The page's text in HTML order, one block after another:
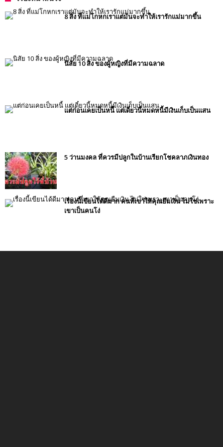
8 สิ่ง ที่แม่โกหกเราแต่มันจะทำให้เรารักแม่มากขึ้น
นิสัย 10 สิ่ง ของผู้หญิงที่มีความฉลาด
แต่ก่อนเคยเป็นหนี้ แต่เดี๋ยวนี้หมดหนี้มีเงินเก็บเป็นแสน
5 ว่านมงคล ที่ควรมีปลูกในบ้านเรียกโชคลาภเงินทอง
เรื่องนี้เขียนได้ดีมาก คนที่เขาให้คุณยืมเงิน ไม่ใช่เพราะ
เขาเป็นคนโง่